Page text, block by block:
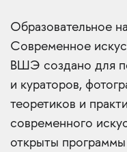
Образовательное
Современное
ВШЭ создано для
и кураторов,
теоретиков и
современного
открыты программы